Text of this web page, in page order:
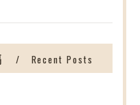
Recent Posts